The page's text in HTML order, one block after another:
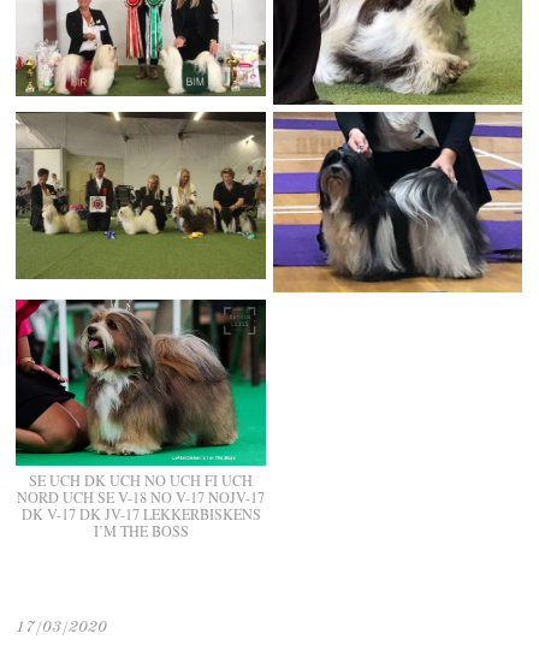
SE UCH DK UCH NO UCH FI UCH
NORD UCH SE V-18 NO V-17 NOJV-17
DK V-17 DK JV-17 LEKKERBISKENS
I’M THE BOSS
17/03/2020